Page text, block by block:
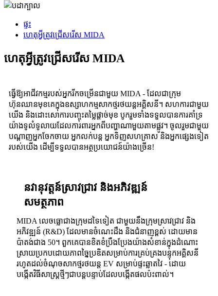
ផ្ទះ
ហេតុអ្វីត្រូវជ្រើសរើស MIDA
ហេតុអ្វីត្រូវជ្រើសរើស MIDA
ធ្វើឱ្យអាជីវកម្មរបស់អ្នករីកចម្រើនជាមួយ MIDA - ដែលជាក្រុម
ហ៊ុនឈានមុខគេក្នុងឧស្សាហកម្មសាកថ្មរថយន្តអគ្គិសនី។ សហការជាមួយ
យើង និងដោះសោការបញ្ចុះតម្លៃផ្តាច់មុខ បូករួមទាំងទទួលបានការគាំទ្រ
យ៉ាងទូលំទូលាយដែលការពារអ្នកពីបញ្ហាណាមួយតាមផ្លូវ។ ចូលរួមជាមួយ
បណ្តាញអ្នកចែកចាយ អ្នកលក់បន្ត អ្នកទិញសហគ្រាស និងអ្នកផ្សេងទៀត
របស់យើង ដើម្បីទទួលបានអត្ថប្រយោជន៍យ៉ាងច្រើន!
នវានុវត្តន៍ស្រាវជ្រាវ និងអភិវឌ្ឍន៍
សមត្ថភាព
MIDA លេចធ្លោជាងក្រុមដទៃទៀត ជាមួយនឹងក្រុមស្រាវជ្រាវ និង
អភិវឌ្ឍន៍ (R&D) ដែលមានចំណេះដឹង និងជំនាញខ្ពស់ ដោយមាន
ប៉ាតង់ជាង 50។ ពួកគេបានខិតខំប្រឹងប្រែងយ៉ាងសំខាន់ក្នុងដំណោះ
ស្រាយប្រកបដោយភាពច្នៃប្រឌិតសម្រាប់ការគ្រប់គ្រងបន្ទុកអគ្គិសនី
រហូតដល់ចំណុចសាកថ្មរថយន្ត EV សម្រាប់ផ្ទះឆ្លាតវៃ - ដោយ
បង្កើតវិធីសាស្រ្តថ្មីៗជាបន្តបន្ទាប់ដែលបង្កើតផលប៉ះពាល់។